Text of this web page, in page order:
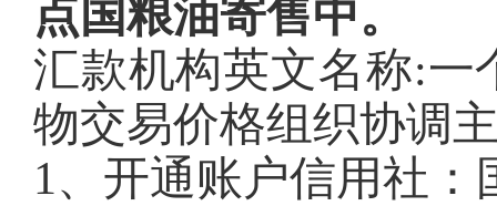
点国粮油寄售中。
汇款机构英文名称:一
物交易价格组织协调
1、开通账户信用社